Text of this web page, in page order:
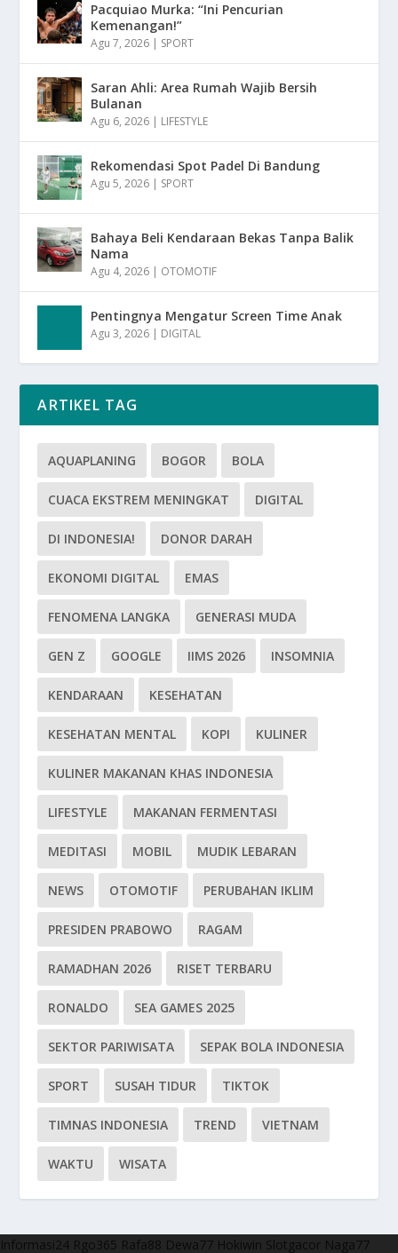
Pacquiao Murka: “Ini Pencurian
Kemenangan!”
Agu 7, 2026 | SPORT
Saran Ahli: Area Rumah Wajib Bersih
Bulanan
Agu 6, 2026 | LIFESTYLE
Rekomendasi Spot Padel Di Bandung
Agu 5, 2026 | SPORT
Bahaya Beli Kendaraan Bekas Tanpa Balik
Nama
Agu 4, 2026 | OTOMOTIF
Pentingnya Mengatur Screen Time Anak
Agu 3, 2026 | DIGITAL
ARTIKEL TAG
AQUAPLANING BOGOR BOLA
CUACA EKSTREM MENINGKAT DIGITAL
DI INDONESIA! DONOR DARAH
EKONOMI DIGITAL EMAS
FENOMENA LANGKA GENERASI MUDA
GEN Z GOOGLE IIMS 2026 INSOMNIA
KENDARAAN KESEHATAN
KESEHATAN MENTAL KOPI KULINER
KULINER MAKANAN KHAS INDONESIA
LIFESTYLE MAKANAN FERMENTASI
MEDITASI MOBIL MUDIK LEBARAN
NEWS OTOMOTIF PERUBAHAN IKLIM
PRESIDEN PRABOWO RAGAM
RAMADHAN 2026 RISET TERBARU
RONALDO SEA GAMES 2025
SEKTOR PARIWISATA SEPAK BOLA INDONESIA
SPORT SUSAH TIDUR TIKTOK
TIMNAS INDONESIA TREND VIETNAM
WAKTU WISATA
Informasi24 Rgo365 Rafa88 Dewa77 Hokiwin Slotgacor Naga77